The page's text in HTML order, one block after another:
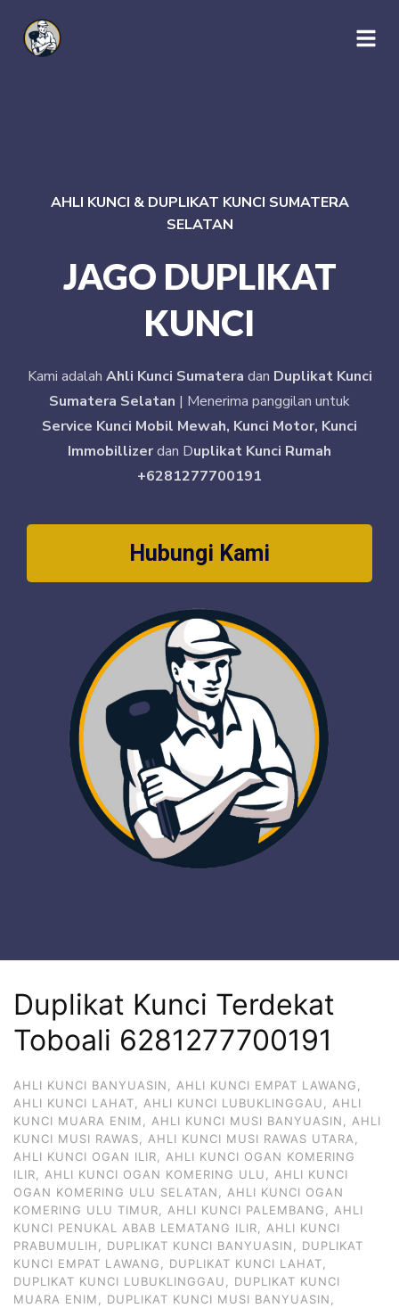
AHLI KUNCI & DUPLIKAT KUNCI SUMATERA
SELATAN
JAGO DUPLIKAT
KUNCI
Kami adalah Ahli Kunci Sumatera dan Duplikat Kunci
Sumatera Selatan | Menerima panggilan untuk
Service Kunci Mobil Mewah, Kunci Motor, Kunci
Immobillizerdan Duplikat Kunci Rumah
+6281277700191
Hubungi Kami
Duplikat Kunci Terdekat
Toboali 6281277700191
AHLI KUNCI BANYUASIN, AHLI KUNCI EMPAT LAWANG,
AHLI KUNCI LAHAT, AHLI KUNCI LUBUKLINGGAU, AHLI
KUNCI MUARA ENIM, AHLI KUNCI MUSI BANYUASIN, AHLI
KUNCI MUSI RAWAS, AHLI KUNCI MUSI RAWAS UTARA,
AHLI KUNCI OGAN ILIR, AHLI KUNCI OGAN KOMERING
ILIR, AHLI KUNCI OGAN KOMERING ULU, AHLI KUNCI
OGAN KOMERING ULU SELATAN, AHLI KUNCI OGAN
KOMERING ULU TIMUR, AHLI KUNCI PALEMBANG, AHLI
KUNCI PENUKAL ABAB LEMATANG ILIR, AHLI KUNCI
PRABUMULIH, DUPLIKAT KUNCI BANYUASIN, DUPLIKAT
KUNCI EMPAT LAWANG, DUPLIKAT KUNCI LAHAT,
DUPLIKAT KUNCI LUBUKLINGGAU, DUPLIKAT KUNCI
MUARA ENIM, DUPLIKAT KUNCI MUSI BANYUASIN,